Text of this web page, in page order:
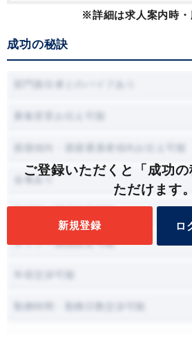
※詳細は求人案内時・
成功の秘訣
ご登録いただくと「成功
ただけます。
新規登録 ロ
会食あり
オファー面談設定可能